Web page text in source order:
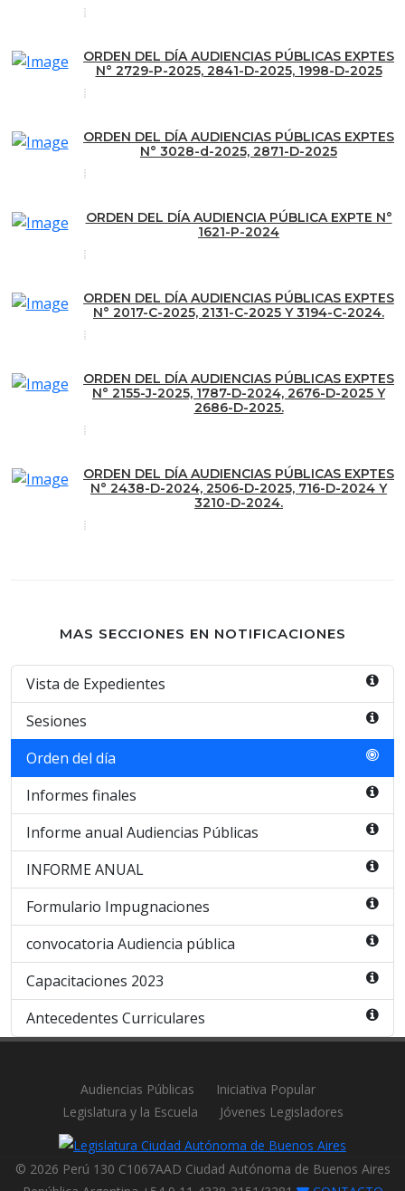
ORDEN DEL DÍA AUDIENCIAS PÚBLICAS EXPTES
N° 2729-P-2025, 2841-D-2025, 1998-D-2025
ORDEN DEL DÍA AUDIENCIAS PÚBLICAS EXPTES
N° 3028-d-2025, 2871-D-2025
ORDEN DEL DÍA AUDIENCIA PÚBLICA EXPTE N°
1621-P-2024
ORDEN DEL DÍA AUDIENCIAS PÚBLICAS EXPTES
N° 2017-C-2025, 2131-C-2025 Y 3194-C-2024.
ORDEN DEL DÍA AUDIENCIAS PÚBLICAS EXPTES
N° 2155-J-2025, 1787-D-2024, 2676-D-2025 Y
2686-D-2025.
ORDEN DEL DÍA AUDIENCIAS PÚBLICAS EXPTES
N° 2438-D-2024, 2506-D-2025, 716-D-2024 Y
3210-D-2024.
MAS SECCIONES EN NOTIFICACIONES
Vista de Expedientes
Sesiones
Orden del día
Informes finales
Informe anual Audiencias Públicas
INFORME ANUAL
Formulario Impugnaciones
convocatoria Audiencia pública
Capacitaciones 2023
Antecedentes Curriculares
Audiencias Públicas
Iniciativa Popular
Legislatura y la Escuela
Jóvenes Legisladores
© 2026 Perú 130 C1067AAD Ciudad Autónoma de Buenos Aires